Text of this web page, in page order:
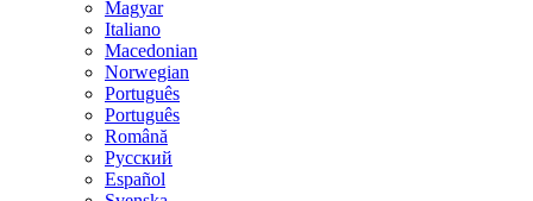
Magyar
Italiano
Macedonian
Norwegian
Português
Português
Română
Русский
Español